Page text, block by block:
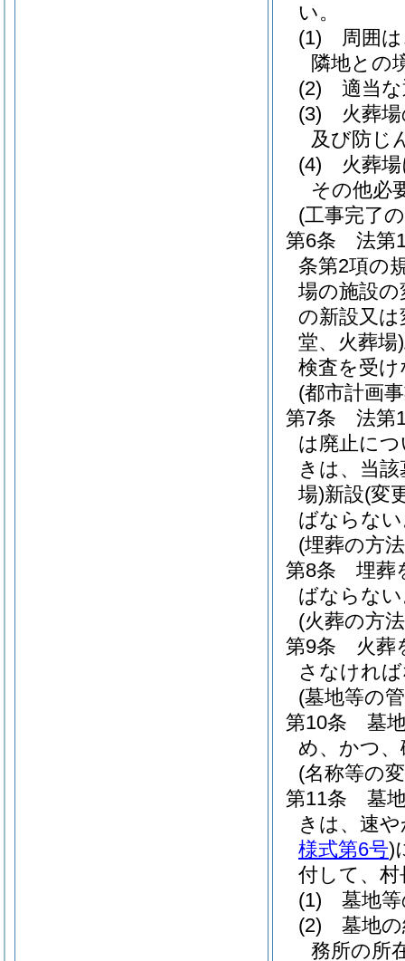
い。
(1)
周囲
隣地との
(2)
適当
(3)
火葬
及び防じ
(4)
火葬
その他必
(工事完了
第6条
法第
条第2項の
場の施設
の新設又
堂、火葬場)
検査を受
(都市計画
第7条
法第
は廃止に
きは、当
場)新設(変
ばならな
(埋葬の方
第8条
埋葬
ばならな
(火葬の方
第9条
火葬
さなけれ
(墓地等の
第10条
墓
め、かつ
(名称等の
第11条
墓
きは、速
様式第6号)
付して、
(1)
墓地
(2)
墓地
務所の所